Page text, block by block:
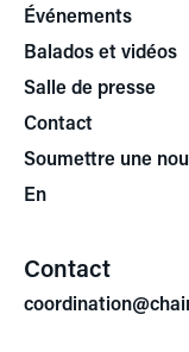
Événements
Balados et vidéos
Salle de presse
Contact
Soumettre une
En
Contact